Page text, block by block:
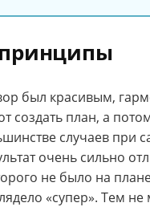
был красивым,
создать план, а
случаев при
очень сильно
не было на
«супер». Тем